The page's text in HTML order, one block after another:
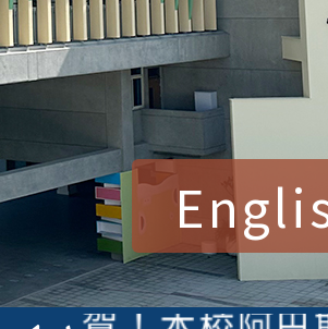
賀！本校參加
賽 洪綺君教
賀！本校阿